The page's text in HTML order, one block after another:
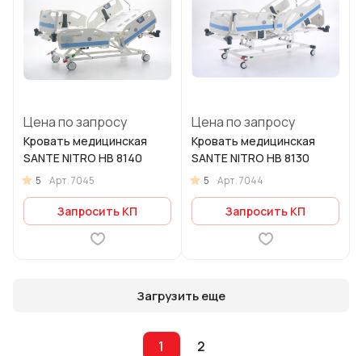
Цена по запросу
Кровать медицинская
SANTE NITRO HB 8140
5 Арт.7045
Запросить КП
Цена по запросу
Кровать медицинская
SANTE NITRO HB 8130
5 Арт.7044
Запросить КП
Загрузить еще
1 2